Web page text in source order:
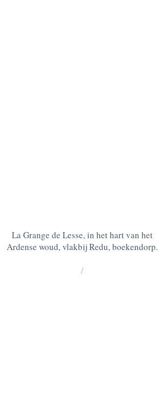
La Grange de Lesse, in het hart van het
Ardense woud, vlakbij Redu, boekendorp.
/